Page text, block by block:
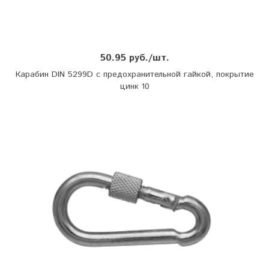
50.95 руб./шт.
Карабин DIN 5299D с предохранительной гайкой, покрытие
цинк 10